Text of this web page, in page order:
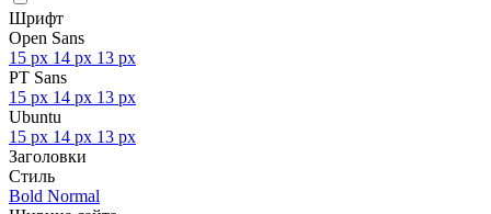
Шрифт
Open Sans
15 px 14 px 13 px
PT Sans
15 px 14 px 13 px
Ubuntu
15 px 14 px 13 px
Заголовки
Стиль
Bold Normal